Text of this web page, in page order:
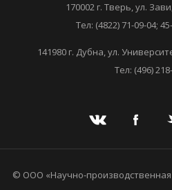
170002 г. Тверь, ул.
Тел: (4822) 71-09-04;
141980 г. Дубна, ул.
Тел: (496)
© ООО «Научно-